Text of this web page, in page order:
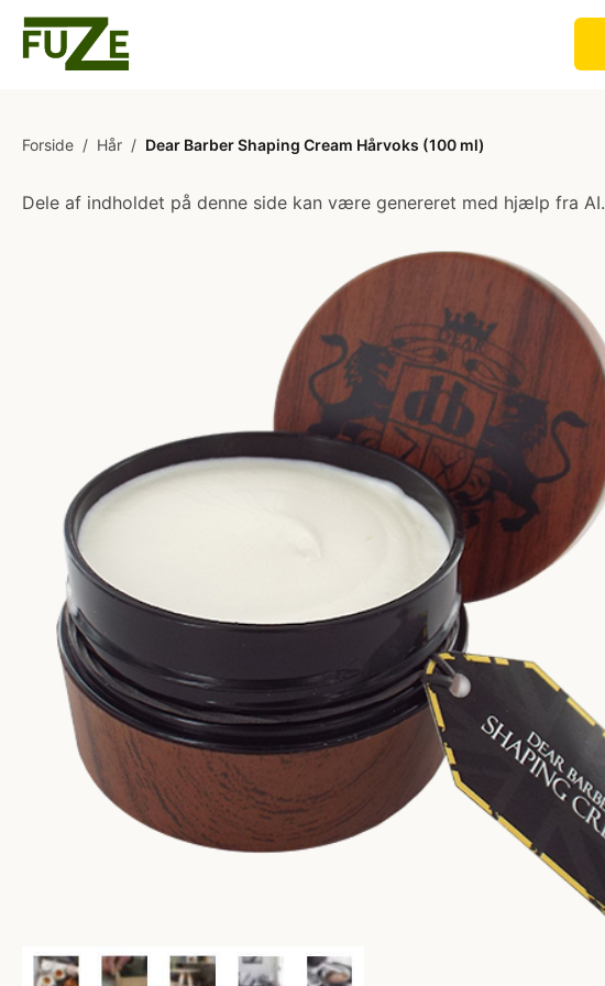
Forside / Hår / Dear Barber Shaping Cream Hårvoks (100 ml)
Dele af indholdet på denne side kan være genereret med hjælp fra AI.